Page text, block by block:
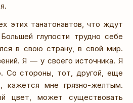
этих танатонавтов, что ждут
глупости трудно себе
в свою страну, в свой мир.
Я — у своего источника. Я
Со стороны, тот, другой, еще
кажется мне грязно-желтым.
цвет, может существовать